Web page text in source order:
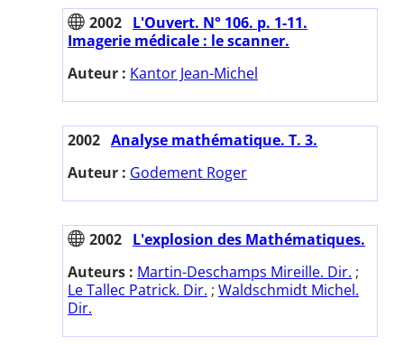
2002 L'Ouvert. N° 106. p. 1-11.
Imagerie médicale : le scanner.
Auteur : Kantor Jean-Michel
2002 Analyse mathématique. T. 3.
Auteur : Godement Roger
2002 L'explosion des Mathématiques.
Auteurs : Martin-Deschamps Mireille. Dir. ;
Le Tallec Patrick. Dir. ; Waldschmidt Michel.
Dir.